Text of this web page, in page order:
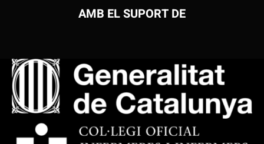
AMB EL SUPORT DE